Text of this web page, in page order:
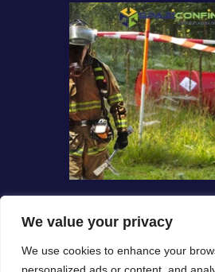
We value your privacy
We use cookies to enhance your